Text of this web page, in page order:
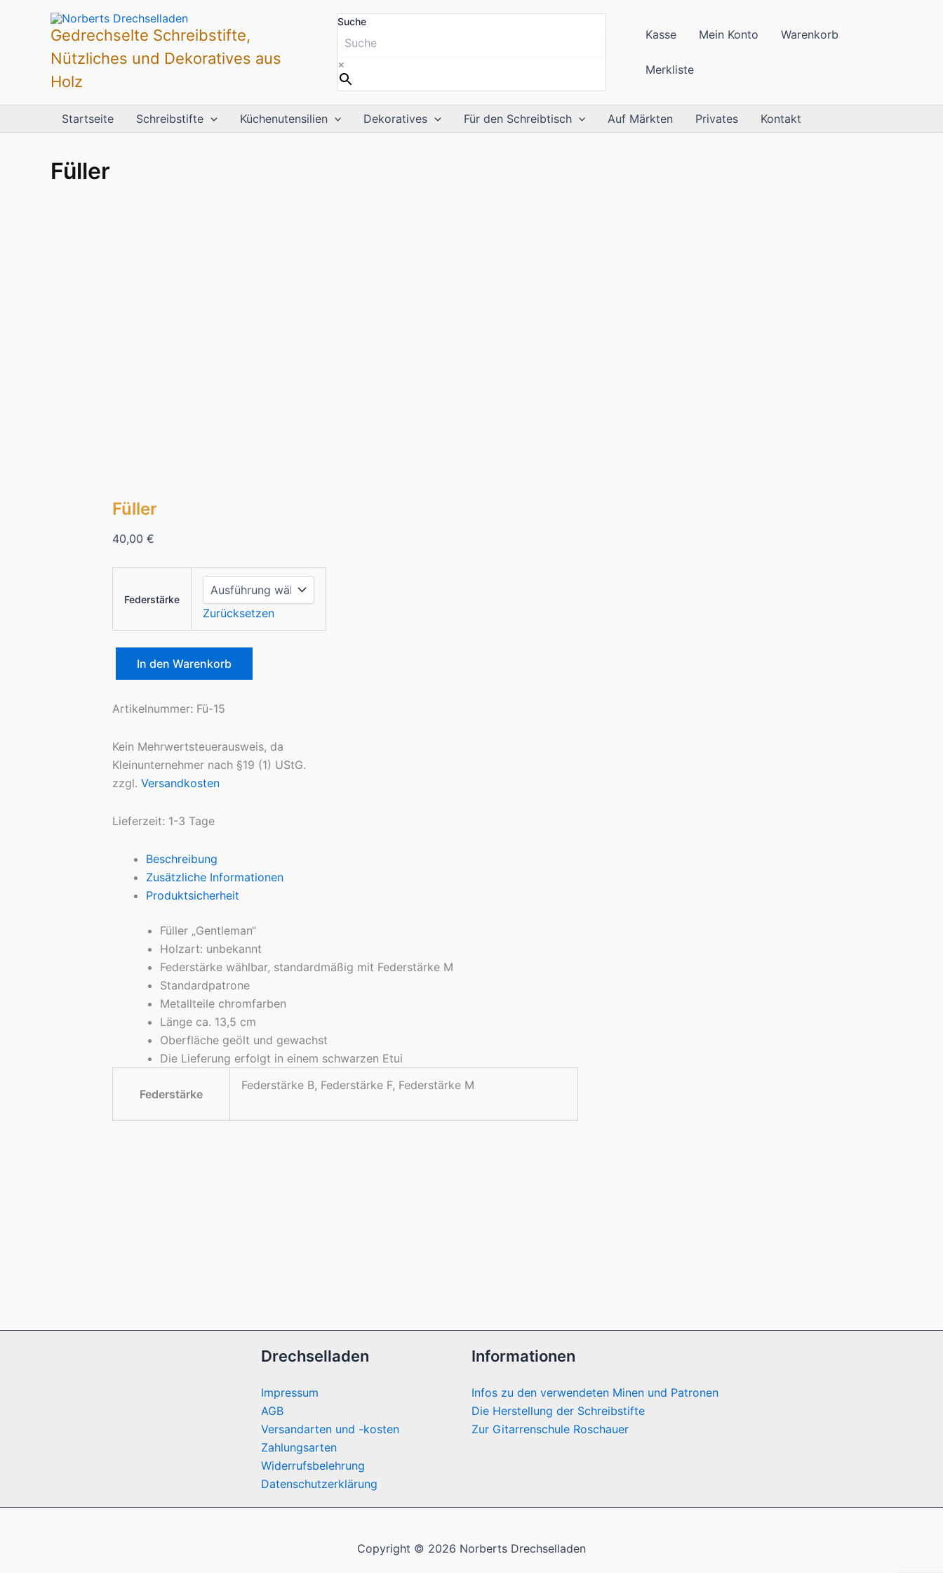
Gedrechselte Schreibstifte,
Nützliches und Dekoratives aus
Holz
Suche
×
Kasse Mein Konto Warenkorb
Merkliste
Startseite Schreibstifte Küchenutensilien Dekoratives Für den Schreibtisch Auf Märkten Privates Kontakt
Füller
Füller
40,00 €
Federstärke
Zurücksetzen
In den Warenkorb
Artikelnummer: Fü-15
Kein Mehrwertsteuerausweis, da
Kleinunternehmer nach §19 (1) UStG.
zzgl. Versandkosten
Lieferzeit: 1-3 Tage
Beschreibung
Zusätzliche Informationen
Produktsicherheit
Füller „Gentleman“
Holzart: unbekannt
Federstärke wählbar, standardmäßig mit Federstärke M
Standardpatrone
Metallteile chromfarben
Länge ca. 13,5 cm
Oberfläche geölt und gewachst
Die Lieferung erfolgt in einem schwarzen Etui
Federstärke
Federstärke B, Federstärke F, Federstärke M
Drechselladen
Impressum
AGB
Versandarten und -kosten
Zahlungsarten
Widerrufsbelehrung
Datenschutzerklärung
Informationen
Infos zu den verwendeten Minen und Patronen
Die Herstellung der Schreibstifte
Zur Gitarrenschule Roschauer
Copyright © 2026 Norberts Drechselladen